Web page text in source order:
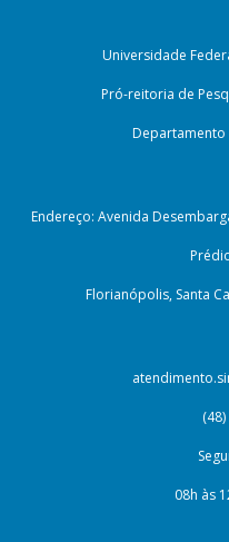
Universidade
Pró-reitoria de
Departamento
Endereço: Avenida
Florianópolis, Santa
08h às